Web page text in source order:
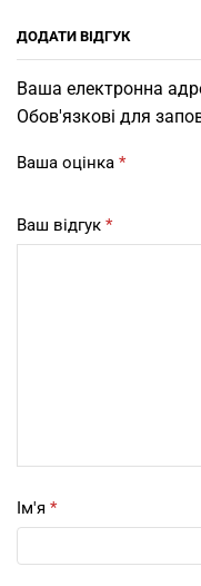
ДОДАТИ ВІДГУК
Ваша електронна
Обов'язкові для
Ваша оцінка *
Ваш відгук *
Ім'я *